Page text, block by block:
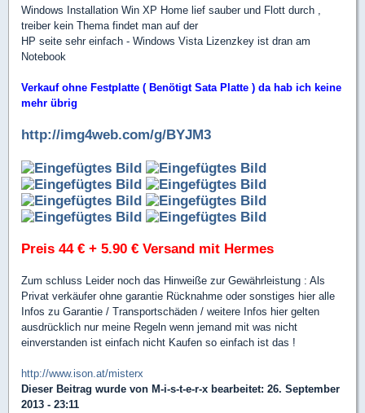
Windows Installation Win XP Home lief sauber und Flott durch ,
treiber kein Thema findet man auf der
HP seite sehr einfach - Windows Vista Lizenzkey ist dran am
Notebook
Verkauf ohne Festplatte ( Benötigt Sata Platte ) da hab ich keine
mehr übrig
http://img4web.com/g/BYJM3
Preis 44 € + 5.90 € Versand mit Hermes
Zum schluss Leider noch das Hinweiße zur Gewährleistung : Als
Privat verkäufer ohne garantie Rücknahme oder sonstiges hier alle
Infos zu Garantie / Transportschäden / weitere Infos hier gelten
ausdrücklich nur meine Regeln wenn jemand mit was nicht
einverstanden ist einfach nicht Kaufen so einfach ist das !
http://www.ison.at/misterx
Dieser Beitrag wurde von M-i-s-t-e-r-x bearbeitet: 26. September
2013 - 23:11